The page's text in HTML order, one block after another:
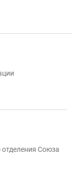
отделения Союза